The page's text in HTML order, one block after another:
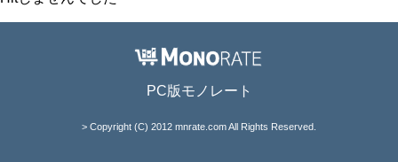
PC版モノレート
> Copyright (C) 2012 mnrate.com All Rights Reserved.